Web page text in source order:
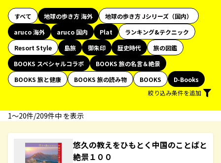
すべて 地球の歩き方 海外
地球の歩き方 Jシリーズ（国内）
aruco 海外
aruco 国内 Plat
ランキング&テクニック
Resort Style
島旅 御朱印 歴史時代
旅の図鑑
BOOKS スペシャルコラボ
BOOKS 旅の名言＆絶景
BOOKS 旅と健康
BOOKS 旅の読み物 BOOKS
D-Books
絞り込み条件を追加
1〜20件/209件中 を表示
悠久の教えをひもとく中国のことばと
絶景１００